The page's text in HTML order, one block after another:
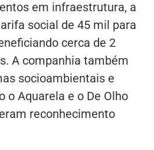
em infraestrutura, a
social de 45 mil para
cerca de 2
A companhia também
socioambientais e
o Aquarela e o De Olho
reconhecimento